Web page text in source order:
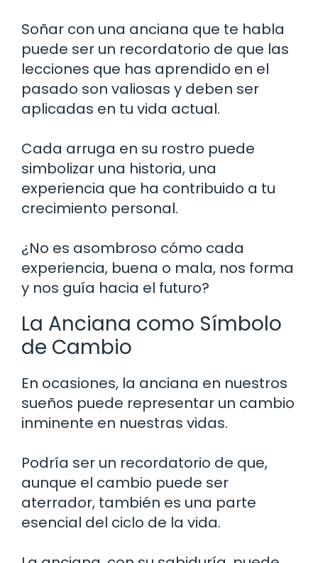
Soñar con una anciana que te habla
puede ser un recordatorio de que las
lecciones que has aprendido en el
pasado son valiosas y deben ser
aplicadas en tu vida actual.
Cada arruga en su rostro puede
simbolizar una historia, una
experiencia que ha contribuido a tu
crecimiento personal.
¿No es asombroso cómo cada
experiencia, buena o mala, nos forma
y nos guía hacia el futuro?
La Anciana como Símbolo
de Cambio
En ocasiones, la anciana en nuestros
sueños puede representar un cambio
inminente en nuestras vidas.
Podría ser un recordatorio de que,
aunque el cambio puede ser
aterrador, también es una parte
esencial del ciclo de la vida.